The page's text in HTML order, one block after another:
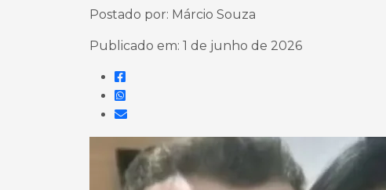
Postado por: Márcio Souza
Publicado em: 1 de junho de 2026